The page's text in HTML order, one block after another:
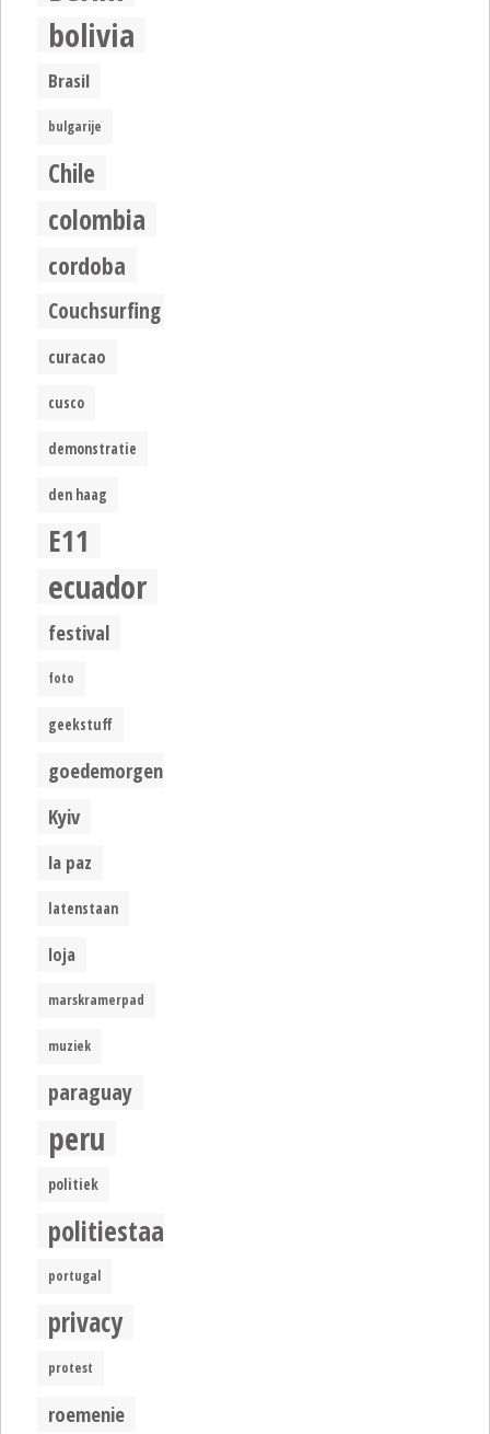
bolivia
Brasil
bulgarije
Chile
colombia
cordoba
Couchsurfing
curacao
cusco
demonstratie
den haag
E11
ecuador
festival
foto
geekstuff
goedemorgen
Kyiv
la paz
latenstaan
loja
marskramerpad
muziek
paraguay
peru
politiek
politiestaat
portugal
privacy
protest
roemenie